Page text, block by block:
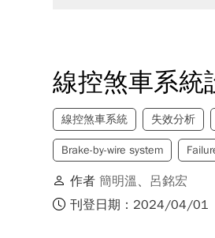
線控煞車系統
線控煞車系統 失效分析
Brake-by-wire system
作者簡明溫、 呂銘宏
刊登日期：2024/04/01